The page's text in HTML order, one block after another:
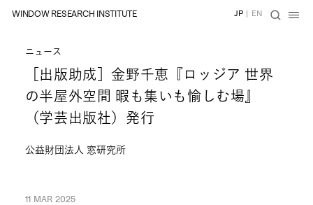
WINDOW RESEARCH INSTITUTE JP | EN
ニュース
［出版助成］金野千恵『ロッジア 世界
の半屋外空間 暇も集いも愉しむ場』
（学芸出版社）発行
公益財団法人 窓研究所
11 MAR 2025